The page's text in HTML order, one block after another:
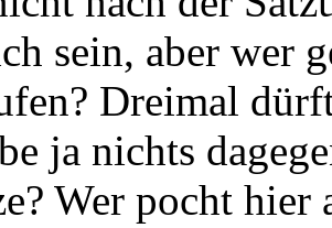
sein, aber wer
Dreimal
ja nichts
Wer pocht